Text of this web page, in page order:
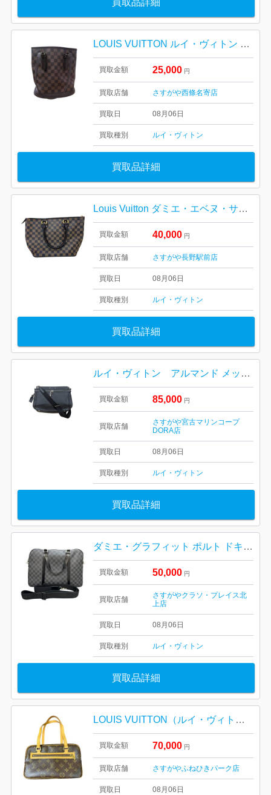
買取品詳細
LOUIS VUITTON ルイ・ヴィトン ダミエ マレ N42240
買取金額 25,000 円
買取店舗 さすがや西條名寄店
買取日 08月06日
買取種別 ルイ・ヴィトン
買取品詳細
Louis Vuitton ダミエ・エベヌ・サレヤ PMトートバッグ
買取金額 40,000 円
買取店舗 さすがや長野駅前店
買取日 08月06日
買取種別 ルイ・ヴィトン
買取品詳細
ルイ・ヴィトン アルマンド メッセンジャー M42684
買取金額 85,000 円
買取店舗
さすがや宮古マリンコープ
DORA店
買取日 08月06日
買取種別 ルイ・ヴィトン
買取品詳細
ダミエ・グラフィット ポルト ドキュマン・ヴォワヤージュ 2WAYブリーフケースをお買取りいたしました！
買取金額 50,000 円
買取店舗
さすがやクラソ・プレイス北
上店
買取日 08月06日
買取種別 ルイ・ヴィトン
買取品詳細
LOUIS VUITTON（ルイ・ヴィトン） シテMM モノグラム M51182
買取金額 70,000 円
買取店舗 さすがやふねひきパーク店
買取日 08月06日